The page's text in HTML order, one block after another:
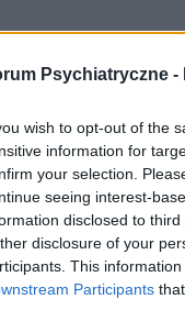
Psychiatryczne -
wish to opt-out of the
information for
your selection.
seeing interest-
disclosed to
disclosure of your
This
Participants
nie niska